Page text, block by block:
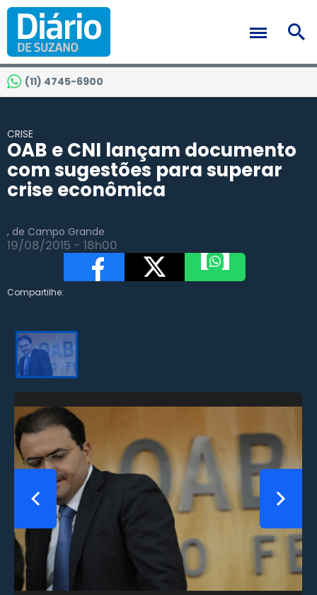
(11) 4745-6900
CRISE
OAB e CNI lançam documento
com sugestões para superar
crise econômica
, de Campo Grande
19/08/2015 - 18h00
Compartilhe: